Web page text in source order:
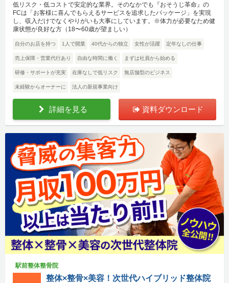
低リスク・低コストで安定的な業界。そのなかでも『おそうじ革命』の
FCは「お客様に喜んでもらえるサービスを追求したパッケージ」を実現
し、収入だけでなくやりがいも大事にしています。※体力が必要なため健
康状態が良好な方（18〜60歳が望ましい）
自分のお店を持つ 1人で開業 40代からの独立 女性が活躍 定年なしの仕事
売上保障・営業代行あり 自由な時間に働く まずは社員から始める
研修・サポートが充実 在庫なしで低リスク 無店舗型のビジネス
未経験からオーナーに 法人の新規事業向け
詳細を見る 資料ダウンロード
駅前整体整骨院
整体×整骨×美容！次世代ハイブリッド整体院